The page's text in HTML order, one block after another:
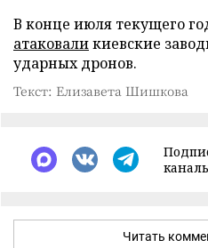
В конце июля текущего
атаковаликиевские
ударных дронов.
Текст: Елизавета Шишкова
Читать